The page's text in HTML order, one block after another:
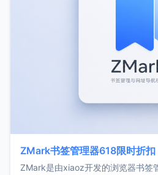
ZMark书签管理器618限时折扣
ZMark是由xiaoz开发的浏览器书签